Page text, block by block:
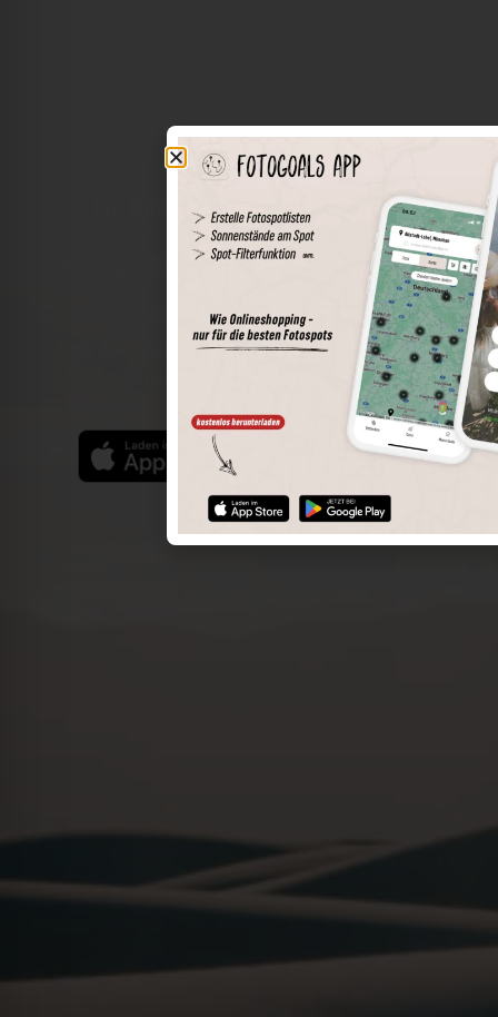
Die Welt der Orte in deiner Tasche
Spots speichern
Sonnenstände am Spot
Spotdetails
Filterfunktion
Finde die besten Fotospots noch einfacher mit unserer
App für iOS und Android und genieße einen größeren